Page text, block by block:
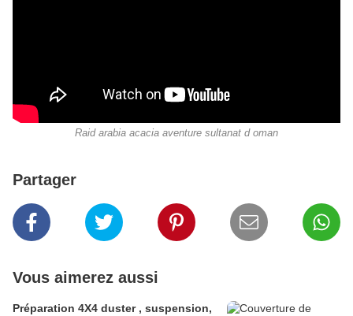
Raid arabia acacia aventure sultanat d oman
Partager
Vous aimerez aussi
Préparation 4X4 duster , suspension,